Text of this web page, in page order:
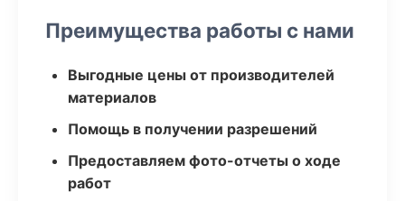
Преимущества работы с нами
Выгодные цены от производителей
материалов
Помощь в получении разрешений
Предоставляем фото-отчеты о ходе
работ